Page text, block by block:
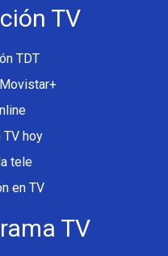
TV
TDT
hoy
tele
en TV
TV